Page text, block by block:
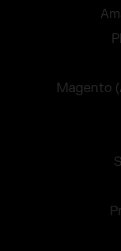
Magento